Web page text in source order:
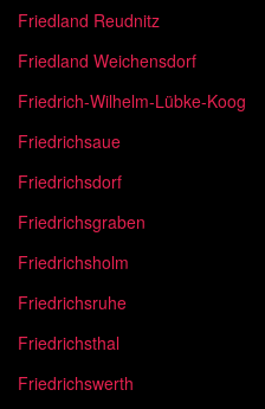
Friedland Reudnitz
Friedland Weichensdorf
Friedrich-Wilhelm-Lübke-Koog
Friedrichsaue
Friedrichsdorf
Friedrichsgraben
Friedrichsholm
Friedrichsruhe
Friedrichsthal
Friedrichswerth